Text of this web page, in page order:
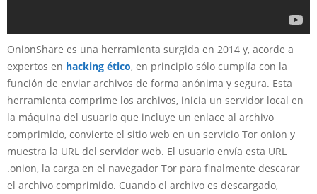
OnionShare es una herramienta surgida en 2014 y, acorde a
expertos en hacking ético, en principio sólo cumplía con la
función de enviar archivos de forma anónima y segura. Esta
herramienta comprime los archivos, inicia un servidor local en
la máquina del usuario que incluye un enlace al archivo
comprimido, convierte el sitio web en un servicio Tor onion y
muestra la URL del servidor web. El usuario envía esta URL
.onion, la carga en el navegador Tor para finalmente descarar
el archivo comprimido. Cuando el archivo es descargado,